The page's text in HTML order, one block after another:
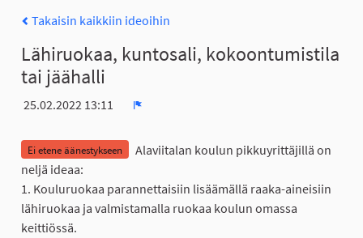
Takaisin kaikkiin ideoihin
Lähiruokaa, kuntosali, kokoontumistila
tai jäähalli
25.02.2022 13:11
Ei etene äänestykseen
Alaviitalan koulun pikkuyrittäjillä on
neljä ideaa:
1. Kouluruokaa parannettaisiin lisäämällä raaka-aineisiin
lähiruokaa ja valmistamalla ruokaa koulun omassa
keittiössä.